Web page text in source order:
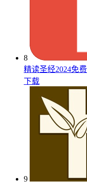
8
精读圣经2024免
下载
9